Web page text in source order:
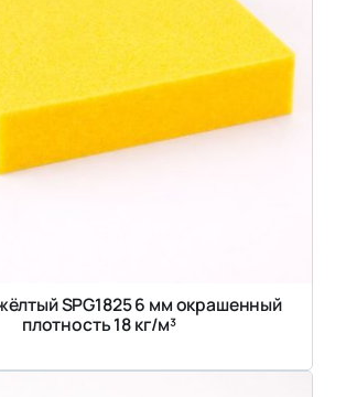
SPG1825 6 мм окрашенный
плотность 18 кг/м³